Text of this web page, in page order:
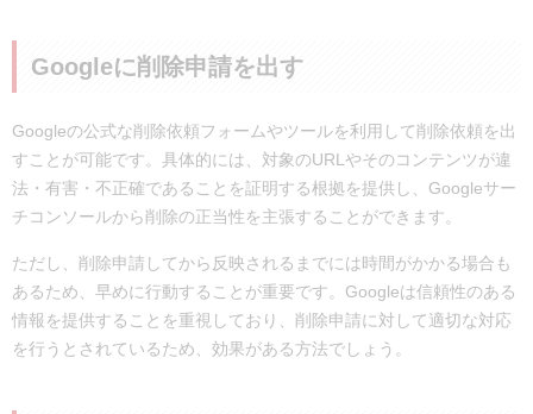
Googleに削除申請を出す
Googleの公式な削除依頼フォームやツールを利用して削除依頼を出
すことが可能です。具体的には、対象のURLやそのコンテンツが違
法・有害・不正確であることを証明する根拠を提供し、Googleサー
チコンソールから削除の正当性を主張することができます。
ただし、削除申請してから反映されるまでには時間がかかる場合も
あるため、早めに行動することが重要です。Googleは信頼性のある
情報を提供することを重視しており、削除申請に対して適切な対応
を行うとされているため、効果がある方法でしょう。